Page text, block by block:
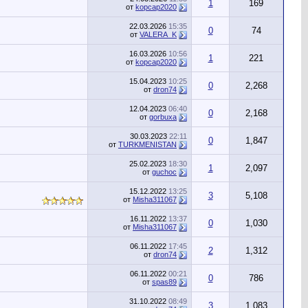
от kopcap2020 1 169
22.03.2026 15:35
от VALERA_K 0 74
16.03.2026 10:56
от kopcap2020 1 221
15.04.2023 10:25
от dron74 0 2,268
12.04.2023 06:40
от gorbuxa 0 2,168
30.03.2023 22:11
от TURKMENISTAN 0 1,847
25.02.2023 18:30
от guchoc 1 2,097
15.12.2022 13:25
от Misha311067 3 5,108
16.11.2022 13:37
от Misha311067 0 1,030
06.11.2022 17:45
от dron74 2 1,312
06.11.2022 00:21
от spas89 0 786
31.10.2022 08:49
3 1,083